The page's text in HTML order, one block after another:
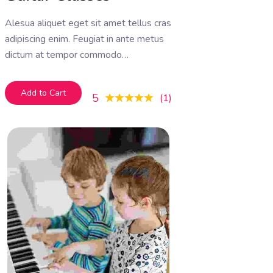
5 1
Alesua aliquet eget sit amet tellus cras
adipiscing enim. Feugiat in ante metus
dictum at tempor commodo
facilisi etiam dignissim. Vestibulum
mattis ullamcorper velit sed
Dolor sit amet consectetur adipiscing
elit. A erat nam at lectus urna duis
convallis
Add to Cart